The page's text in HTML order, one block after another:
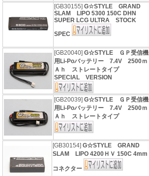
[GB30155]G☆STYLE GRAND
SLAM LIPO 5300 150C DHN
SUPER LCG ULTRA STOCK
SPEC
[GB20040]G☆STYLE ＧＰ受信機
用Li-Poバッテリー 7.4V 2500ｍ
Ａｈ ストレートタイプ
SPECIAL VERSION
[GB20039]G☆STYLE ＧＰ受信機
用Li-Poバッテリー 7.4V 2500ｍ
Ａｈ ストレートタイプ
[GB30154]G☆STYLE GRAND
SLAM LIPO 4200ＨＶ 150C 4mm
コネクター